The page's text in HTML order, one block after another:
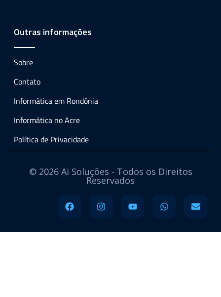
Outras informações
Sobre
Contato
Informática em Rondônia
Informática no Acre
Política de Privacidade
© 2026 Ai Soluções - Todos os Direitos
Reservados